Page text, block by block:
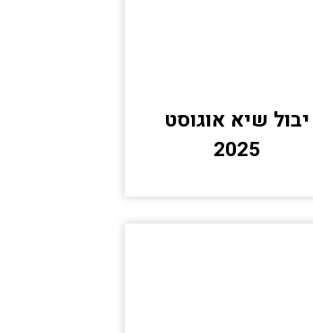
יבול שיא אוגוסט
2025